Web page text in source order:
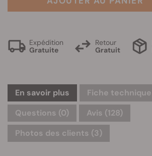
Expédition
Gratuite
Retour
Gratuit
En savoir plus
Fiche technique
Questions (0)
Avis (128)
Photos des clients (3)